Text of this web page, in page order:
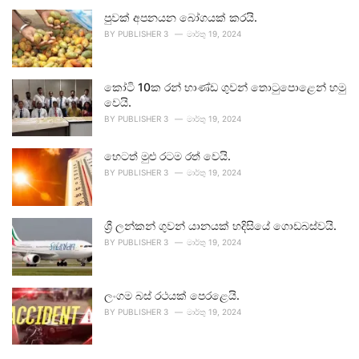
පුවක් අපනයන බෝගයක් කරයි.
BY PUBLISHER 3 මාර්තු 19, 2024
කෝටි 10ක රන් භාණ්ඩ ගුවන් තොටුපොළෙන් හමු
වෙයි.
BY PUBLISHER 3 මාර්තු 19, 2024
හෙටත් මුළු රටම රත් වෙයි.
BY PUBLISHER 3 මාර්තු 19, 2024
ශ්‍රී ලන්කන් ගුවන් යානයක් හදිසියේ ගොඩබස්වයි.
BY PUBLISHER 3 මාර්තු 19, 2024
ලංගම බස් රථයක් පෙරළෙයි.
BY PUBLISHER 3 මාර්තු 19, 2024